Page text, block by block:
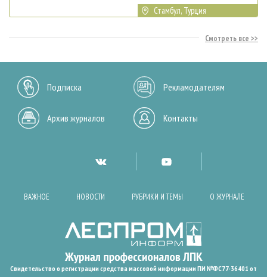
Стамбул, Турция
Смотреть все
Подписка Рекламодателям
Архив журналов Контакты
ВАЖНОЕ НОВОСТИ РУБРИКИ И ТЕМЫ О ЖУРНАЛЕ
Свидетельство о регистрации средства массовой информации ПИ №ФС77-36401 от